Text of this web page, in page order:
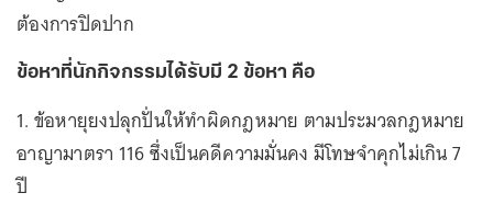
ต้องการปิดปาก
ข้อหาที่นักกิจกรรมได้รับมี 2 ข้อหา คือ
1. ข้อหายุยงปลุกปั่นให้ทำผิดกฎหมาย ตามประมวลกฎหมาย
อาญามาตรา 116 ซึ่งเป็นคดีความมั่นคง มีโทษจำคุกไม่เกิน 7
ปี